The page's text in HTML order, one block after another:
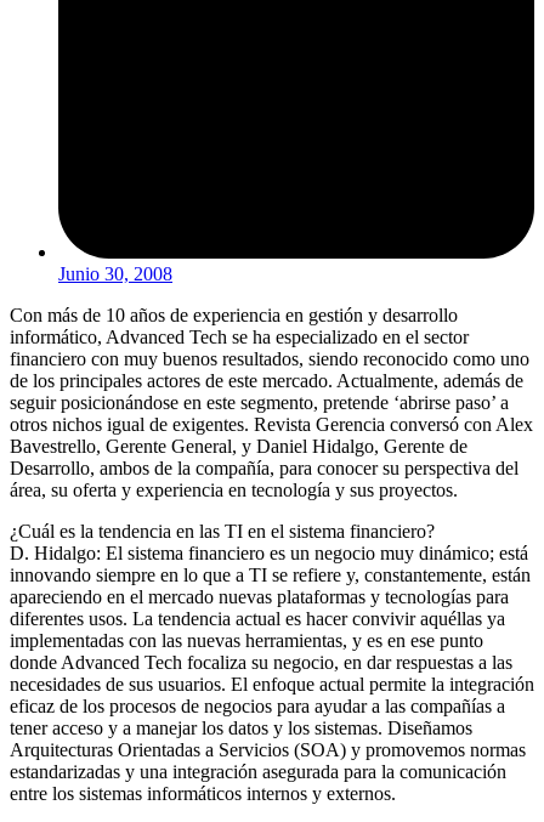
Junio 30, 2008
Con más de 10 años de experiencia en gestión y desarrollo
informático, Advanced Tech se ha especializado en el sector
financiero con muy buenos resultados, siendo reconocido como uno
de los principales actores de este mercado. Actualmente, además de
seguir posicionándose en este segmento, pretende ‘abrirse paso’ a
otros nichos igual de exigentes. Revista Gerencia conversó con Alex
Bavestrello, Gerente General, y Daniel Hidalgo, Gerente de
Desarrollo, ambos de la compañía, para conocer su perspectiva del
área, su oferta y experiencia en tecnología y sus proyectos.
¿Cuál es la tendencia en las TI en el sistema financiero?
D. Hidalgo: El sistema financiero es un negocio muy dinámico; está
innovando siempre en lo que a TI se refiere y, constantemente, están
apareciendo en el mercado nuevas plataformas y tecnologías para
diferentes usos. La tendencia actual es hacer convivir aquéllas ya
implementadas con las nuevas herramientas, y es en ese punto
donde Advanced Tech focaliza su negocio, en dar respuestas a las
necesidades de sus usuarios. El enfoque actual permite la integración
eficaz de los procesos de negocios para ayudar a las compañías a
tener acceso y a manejar los datos y los sistemas. Diseñamos
Arquitecturas Orientadas a Servicios (SOA) y promovemos normas
estandarizadas y una integración asegurada para la comunicación
entre los sistemas informáticos internos y externos.